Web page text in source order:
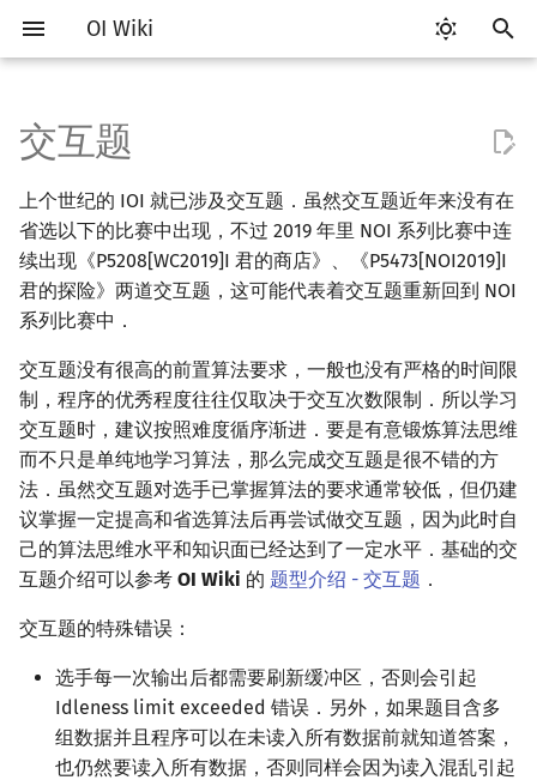
OI Wiki
入
以
开
始
搜
Getting Started
关于本项目
如何参与
OI Wiki 不是什么
格式手册
数学符号表
F.A.Q.
镜像站列表
致谢
OI 赛事与赛制
ICPC/CCPC 赛事与赛制
CF679A Bear and Prime 100
CF843B Interactive
LowerBound
UOJ206[APIO2016]Gap
CF750F New Year and Finding
Roots
UVa12731 太空站之谜
Mysterious Space Station
习题
读入、输出优化
分段打表
常见错误
常见技巧
工具软件简介
代码编辑工具 Emacs
VS Code
Eclipse
Notepad++
Kate
Dev-C++
Geany
Xcode
评测工具
Arbiter
Cena
Lemon
命令行
命令行编译与调试
编译器
WSL (Windows 10)
Special Judge
Testlib
通用
Generator
Interactor
Checker
Polygon
OJ 工具
语言基础简介
C++ 基础 C++ 语法基础
变量
流程控制语句
高级数据类型
函数
文件操作
C++ 标准库
STL 容器
STL 算法
string
pair
C++ 进阶
命名空间
值类别
引用
常量
新版 C++ 特性
Lambda 表达式
编译优化
C++ 与其他常用语言的区别
Pascal 转 C++ 急救
Python 速成
Java 速成
Java 进阶
算法基础简介
复杂度 均摊复杂度
枚举
模拟
递归 & 分治
贪心
排序
选择排序
冒泡排序
计数排序
基数排序
快速排序
归并排序
桶排序
希尔排序
前缀和 & 差分
二分
倍增
构造
搜索部分简介
DFS（搜索）
BFS（搜索）
双向搜索
启发式搜索
A*
迭代加深搜索
IDA*
回溯法
Dancing Links
Alpha–Beta 剪枝
动态规划部分简介
动态规划基础
记忆化搜索
背包 DP
区间 DP
DAG 上的 DP
树形 DP
状压 DP
数位 DP
插头 DP
计数 DP
单调队列/单调栈优化
斜率优化
Slope Trick 优化
WQS 二分
状态设计优化
字符串部分简介
字符串基础
标准库
字符串匹配
字符串哈希
字典树 (Trie)
前缀函数与 KMP 算法
Boyer–Moore 算法
Z 函数（扩展 KMP）
AC 自动机
后缀数组 (SA)
最优原地后缀排序算法
数学部分简介
布尔代数
数字系统
进位制
平衡三进制
位操作
二进制集合操作
高精度计算
快速幂
置换和排列
弧度制与坐标系
复数
数论
模算术简介
素数
欧拉函数
筛法
分解质因数
裴蜀定理 & 一次不定方程
模逆元
线性同余方程
代数基本定理
快速傅里叶变换
快速沃尔什变换
Chirp Z 变换
多项式牛顿迭代
多项式多点求值|快速插值
常系数齐次线性递推
多项式平移|连续点值平移
抽屉原理
容斥原理
错位排列
卡特兰数
斯特林数
贝尔数
Entringer Number
Eulerian Number
向量
内积和外积
初等变换
行列式
线性空间
线性基
特征多项式
对角化
单纯形法
群论
环论
Schreier–Sims 算法
条件概率与独立性
随机变量
概率不等式
公平组合游戏
零和游戏
数值积分
高斯消元
数据结构部分简介
栈
队列
链表
哈希表
并查集
并查集复杂度
堆
二叉堆
配对堆
块状数据结构
块状数组
块状链表
Sqrt Tree
单调栈
单调队列
ST 表
线段树合并 & 分裂
李超线段树
区间最值操作 & 区间历史
值
Kinetic Tournament Tree
Treap
Splay 树
替罪羊树
笛卡尔树
Size Balanced Tree
AVL 树
左偏红黑树
AA 树
可持久化线段树
可持久化块状数组
可持久化字典树
可持久化可并堆
平衡树套线段树
线段树套平衡树
分块套树状数组
全局平衡二叉树
Euler Tour Tree
图论部分简介
图论相关概念
图的存储
DFS（图论）
BFS（图论）
树上问题
树的直径
树的中心
最近公共祖先
树链剖分
树上启发式合并
虚树
动态树分治
AHU 算法
有向无环图
拓扑排序
最短路问题
差分约束
k 短路
生成树问题
最小树形图
最小直径生成树
斯坦纳树
双连通分量
割点和桥
点/边连通度
最大流
最小割
上下界网络流
Stoer–Wagner 算法
二分图最大匹配
二分图最大权匹配
一般图最大权匹配
稳定匹配
计算几何部分简介
二维计算几何基础
三维计算几何基础
距离
Pick 定理
三角剖分
凸包
扫描线
旋转卡壳
半平面交
平面最近点对
杂项简介
离散化
双指针
离线算法
CDQ 分治
整体二分
分数规划
随机化
随机化技巧
爬山算法
悬线法
有限状态自动机
计算理论基础
字节顺序
约瑟夫问题
RMQ
并查集应用
括号序列
线段树与离线询问
交互题
上个世纪的 IOI 就已涉及交互题．虽然交互题近年来没有在
省选以下的比赛中出现，不过 2019 年里 NOI 系列比赛中连
续出现《P5208[WC2019]I 君的商店》、《P5473[NOI2019]I
君的探险》两道交互题，这可能代表着交互题重新回到 NOI
系列比赛中．
交互题没有很高的前置算法要求，一般也没有严格的时间限
制，程序的优秀程度往往仅取决于交互次数限制．所以学习
交互题时，建议按照难度循序渐进．要是有意锻炼算法思维
而不只是单纯地学习算法，那么完成交互题是很不错的方
法．虽然交互题对选手已掌握算法的要求通常较低，但仍建
议掌握一定提高和省选算法后再尝试做交互题，因为此时自
己的算法思维水平和知识面已经达到了一定水平．基础的交
互题介绍可以参考 OI Wiki 的 题型介绍 - 交互题 ．
交互题的特殊错误：
选手每一次输出后都需要刷新缓冲区，否则会引起
Idleness limit exceeded 错误．另外，如果题目含多
组数据并且程序可以在未读入所有数据前就知道答案，
也仍然要读入所有数据，否则同样会因为读入混乱引起